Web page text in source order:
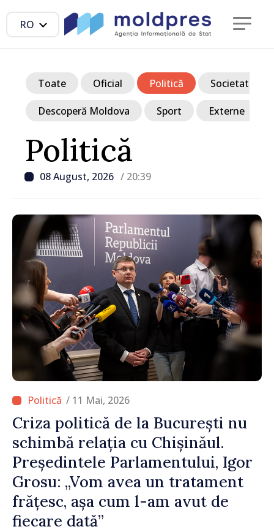
RO
Politică
08 August, 2026 / 20:39
Toate Oficial Politică Societate
Descoperă Moldova Sport Externe
/ 11 Mai, 2026
Criza politică de la București nu
schimbă relația cu Chișinăul.
Președintele Parlamentului, Igor
Grosu: „Vom avea un tratament
frățesc, așa cum l-am avut de
fiecare dată”